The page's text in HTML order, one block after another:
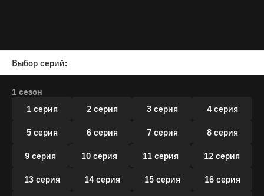
Выбор серий:
1 сезон
1 серия
2 серия 3 серия 4 серия
5 серия 6 серия 7 серия 8 серия
9 серия 10 серия 11 серия 12 серия
13 серия 14 серия 15 серия 16 серия